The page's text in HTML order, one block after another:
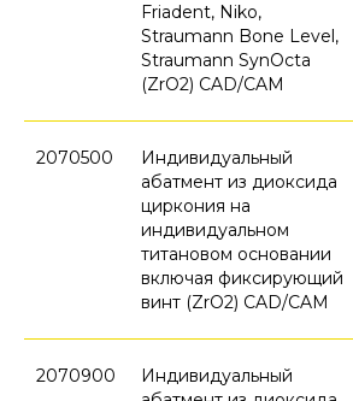
Friadent, Niko,
Straumann Bone Level,
Straumann SynOcta
(ZrO2) CAD/CAM
2070500
Индивидуальный
абатмент из диоксида
циркония на
индивидуальном
титановом основании
включая фиксирующий
винт (ZrO2) CAD/CAM
2070900
Индивидуальный